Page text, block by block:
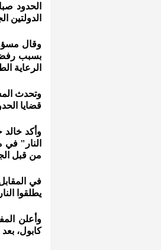
الحدود
الدولتين
وقال
بسبب رفض
الرعاية
وتحدث
قضايا
وأكد
النار"
من قبل
في
يطلقوا
وأعلن
كابول،